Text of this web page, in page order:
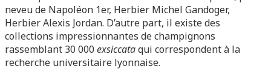
neveu de Napoléon 1er, Herbier Michel Gandoger,
Herbier Alexis Jordan. D’autre part, il existe des
collections impressionnantes de champignons
rassemblant 30 000 exsiccataqui correspondent à la
recherche universitaire lyonnaise.